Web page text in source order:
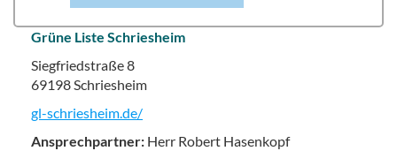
Grüne Liste Schriesheim
Siegfriedstraße 8
69198 Schriesheim
gl-schriesheim.de/
Ansprechpartner: Herr Robert Hasenkopf